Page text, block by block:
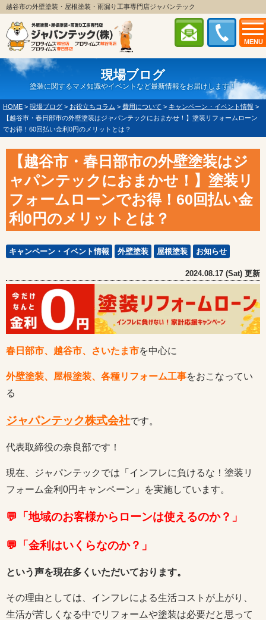
MENU
越谷市の外壁塗装・屋根塗装・雨漏り工事専門店ジャパンテック
現場ブログ
塗装に関するマメ知識やイベントなど最新情報をお届けします！
HOME > 現場ブログ > お役立ちコラム > 費用について > キャンペーン・イベント情報 >
【越谷市・春日部市の外壁塗装はジャパンテックにおまかせ！】塗装リフォームローン
でお得！60回払い金利0円のメリットとは？
【越谷市・春日部市の外壁塗装はジ
ャパンテックにおまかせ！】塗装リ
フォームローンでお得！60回払い金
利0円のメリットとは？
キャンペーン・イベント情報 外壁塗装 屋根塗装 お知らせ
2024.08.17 (Sat) 更新
春日部市、越谷市、さいたま市を中心に
外壁塗装、屋根塗装、各種リフォーム工事をおこなってい
る
ジャパンテック株式会社です。
代表取締役の奈良部です！
現在、ジャパンテックでは「インフレに負けるな！塗装リ
フォーム金利0円キャンペーン」を実施しています。
💬「地域のお客様からローンは使えるのか？」
💬「金利はいくらなのか？」
という声を現在多くいただいております。
その理由としては、インフレによる生活コストが上がり、
生活が苦しくなる中でリフォームや塗装は必要だと思って